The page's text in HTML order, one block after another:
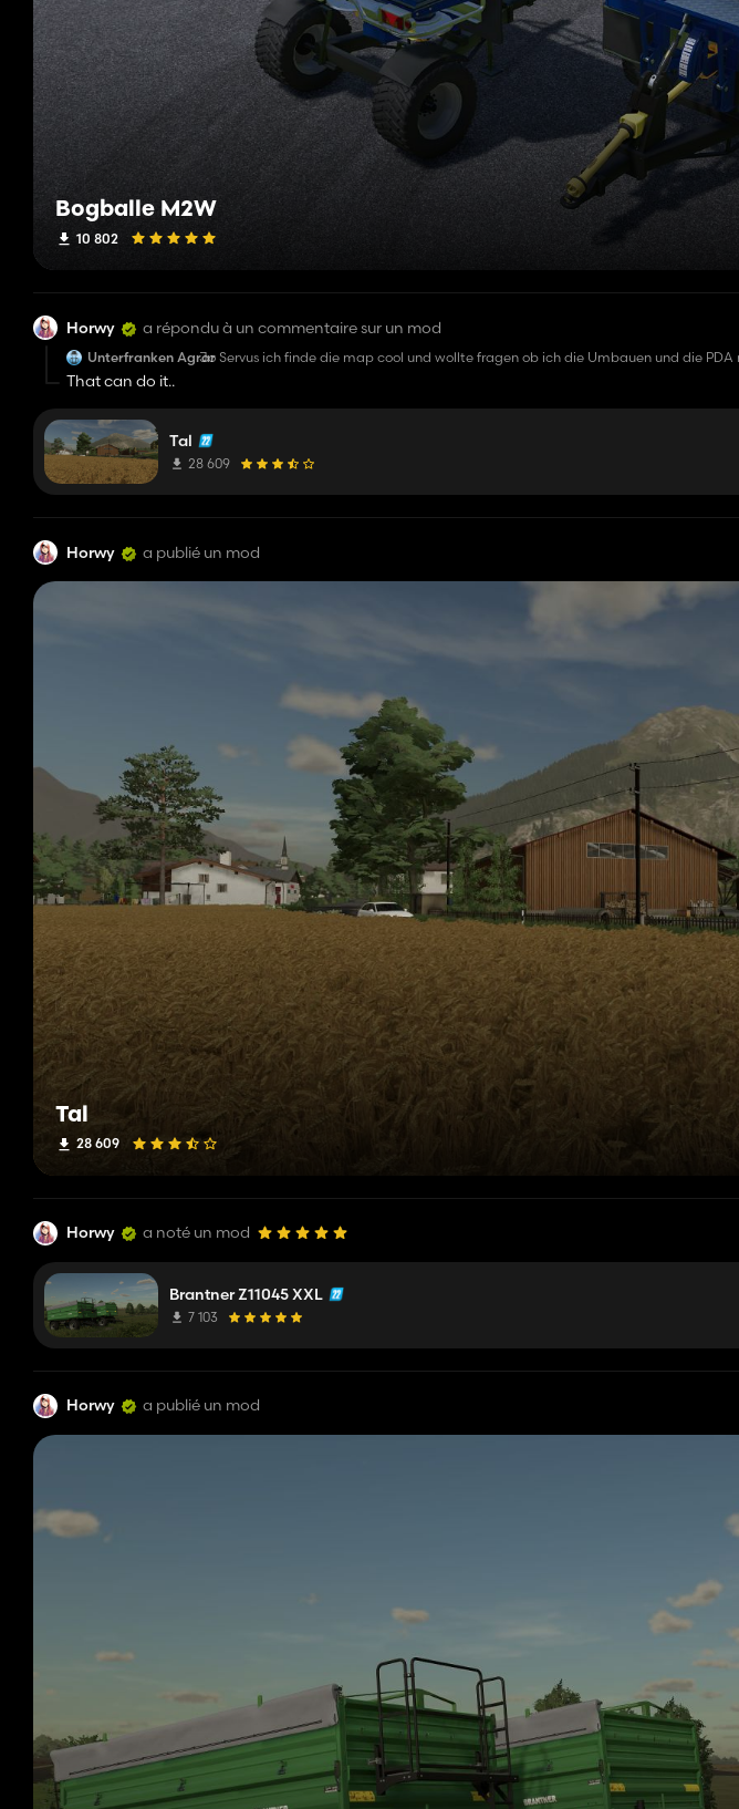
Bogballe M2W
10 802
Horwy a répondu à un commentaire sur un mod
Unterfranken AgrarJo Servus ich finde die map cool und wollte fragen ob ich die Umbauen und die
That can do it..
Tal
28 609
Horwy a publié un mod
Tal
28 609
Horwy a noté un mod
Brantner Z11045 XXL
7 103
Horwy a publié un mod